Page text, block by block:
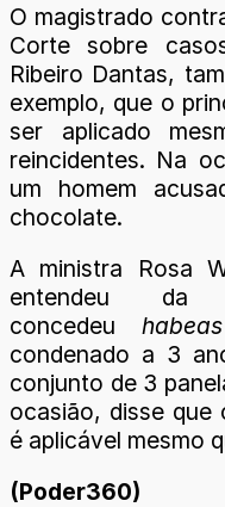
O magistrado
Corte sobre
Ribeiro Dantas,
exemplo, que o
ser aplicado
reincidentes. Na
um homem
chocolate.
A ministra Rosa
entendeu da
concedeu
condenado a 3
conjunto de 3
ocasião, disse que
é aplicável mesmo
(Poder360)